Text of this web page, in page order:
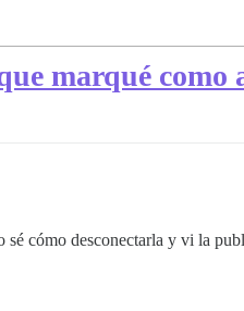
marqué
cómo desconectarla y vi la